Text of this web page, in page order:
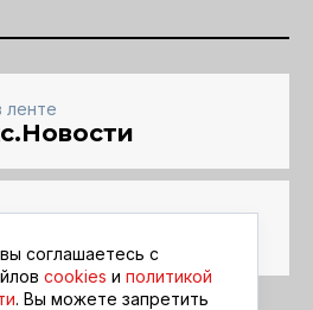
ленте
ленте
соглашаетесь с
cookies и политикой
. Вы можете запретить